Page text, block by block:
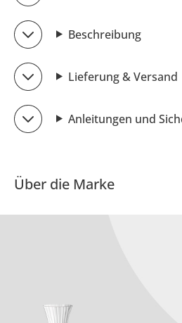
Beschreibung
Lieferung & Versand
Anleitungen und
Über die Marke